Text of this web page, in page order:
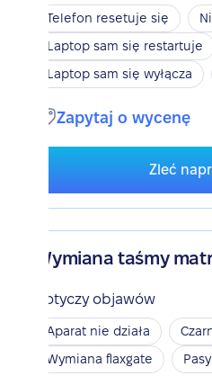
Telefon resetuje się
Laptop sam się restartuje
Laptop sam się wyłącza
Zapytaj o wycenę
Zleć
Wymiana taśmy
Dotyczy objawów
Aparat nie działa
Wymiana flaxgate